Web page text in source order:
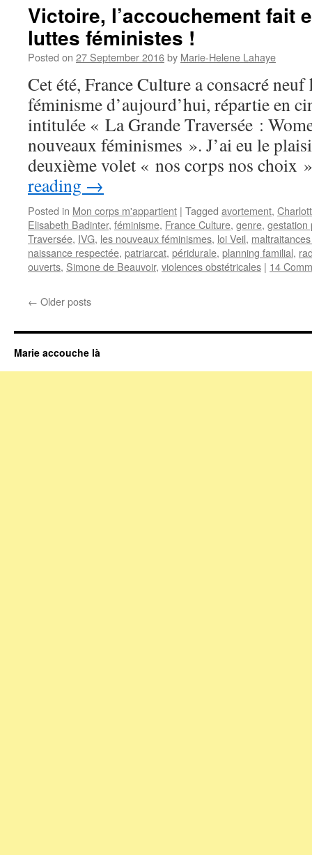
Victoire, l’accouchement fait
luttes féministes !
Posted on 27 September 2016by Marie-Helene Lahaye
Cet été, France Culture a consacré neuf
féminisme d’aujourd’hui, répartie en
intitulée « La Grande Traversée :
nouveaux féminismes ». J’ai eu le
deuxième volet « nos corps nos choix
reading →
Posted in Mon corps m'appartient | Tagged avortement,
Elisabeth Badinter, féminisme, France Culture, genre, gestation
Traversée, IVG, les nouveaux féminismes, loi Veil,
naissance respectée, patriarcat, péridurale, planning familial,
ouverts, Simone de Beauvoir, violences obstétricales | 14
← Older posts
Marie accouche là